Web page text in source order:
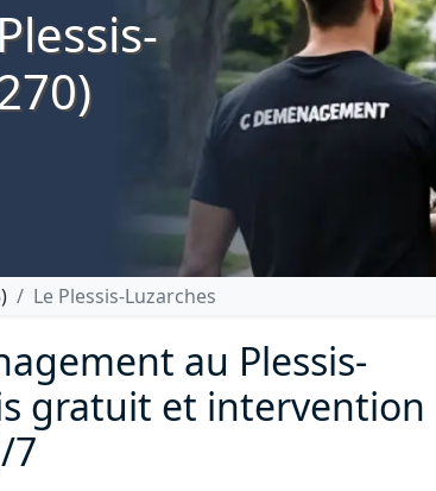
Le Plessis-Luzarches
au Plessis-
gratuit et intervention
7